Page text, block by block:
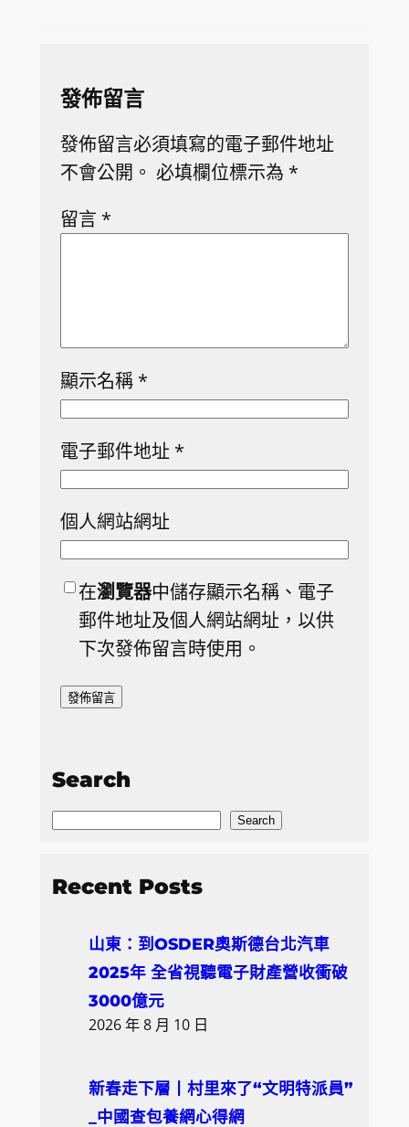
發佈留言
發佈留言必須填寫的電子郵件地址
不會公開。 必填欄位標示為 *
留言 *
顯示名稱 *
電子郵件地址 *
個人網站網址
在瀏覽器中儲存顯示名稱、電子
郵件地址及個人網站網址，以供
下次發佈留言時使用。
Search
S
a
Search
Recent Posts
山東：到OSDER奧斯德台北汽車
2025年 全省視聽電子財產營收衝破
3000億元
2026 年 8 月 10 日
新春走下層丨村里來了“文明特派員”
_中國查包養網心得網